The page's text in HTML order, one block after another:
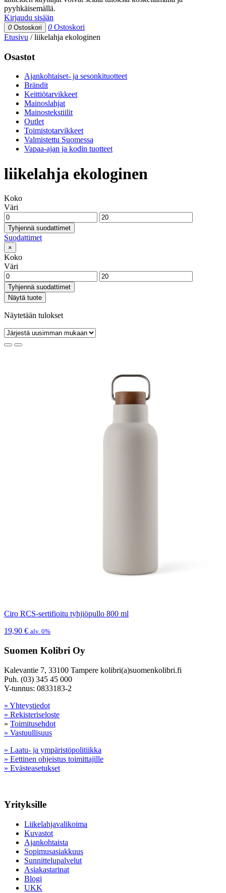
pyyhkäisemällä.
Kirjaudu sisään
0 Ostoskori 0 Ostoskori
Etusivu /liikelahja ekologinen
Osastot
Ajankohtaiset- ja sesonkituotteet
Brändit
Keittiötarvikkeet
Mainoslahjat
Mainostekstiilit
Outlet
Toimistotarvikkeet
Valmistettu Suomessa
Vapaa-ajan ja kodin tuotteet
liikelahja ekologinen
Koko
Väri
Tyhjennä suodattimet
Suodattimet
×
Koko
Väri
Tyhjennä suodattimet
Näytä tuote
Näytetään tulokset
Ciro RCS-sertifioitu tyhjiöpullo 800 ml
19,90 € alv. 0%
Suomen Kolibri Oy
Kalevantie 7, 33100 Tampere kolibri(a)suomenkolibri.fi
Puh. (03) 345 45 000
Y-tunnus: 0833183-2
» Yhteystiedot
» Rekisteriseloste
» Toimitusehdot
» Vastuullisuus
» Laatu- ja ympäristöpolitiikka
» Eettinen ohjeistus toimittajille
» Evästeasetukset
Yrityksille
Liikelahjavalikoima
Kuvastot
Ajankohtaista
Sopimusasiakkuus
Sunnittelupalvelut
Asiakastarinat
Blogi
UKK